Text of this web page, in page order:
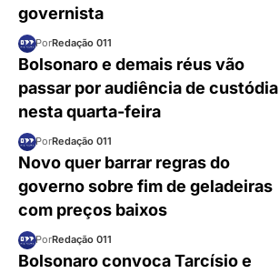
governista
PorRedação 011
Bolsonaro e demais réus vão
passar por audiência de custódia
nesta quarta-feira
PorRedação 011
Novo quer barrar regras do
governo sobre fim de geladeiras
com preços baixos
PorRedação 011
Bolsonaro convoca Tarcísio e